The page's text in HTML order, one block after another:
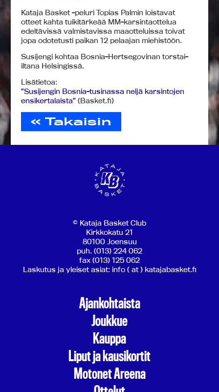
Kataja Basket -peluri Topias Palmin loistavat
otteet kahta tuikitärkeää MM-karsintaottelua
edeltävissä valmistavissa maaotteluissa toivat
jopa odotetusti paikan 12 pelaajan miehistöön.
Susijengi kohtaa Bosnia-Hertsegovinan torstai-
iltana Helsingissä.
Lisätietoa:
”Susijengin Bosnia-tusinassa neljä karsintojen
ensikertalaista” (Basket.fi)
« Takaisin
© Kataja Basket Club
Kirkkokatu 21
80100 Joensuu
puh. (013) 224 062
fax (013) 125 062
Laskutus ja yleiset asiat: info ( at ) katajabasket.fi
Ajankohtaista
Joukkue
Kauppa
Liput ja kausikortit
Motonet Areena